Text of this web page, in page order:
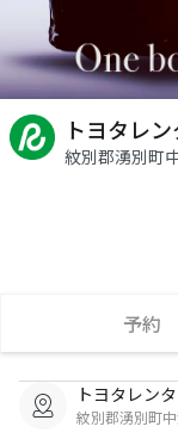
トヨタレ
紋別郡湧別町
予約
トヨタレン
紋別郡湧別町